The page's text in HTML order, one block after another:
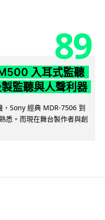
89
入耳式監聽
監聽與人聲利器
Sony 經典 MDR-7506 到
悉。而現在舞台製作者與創